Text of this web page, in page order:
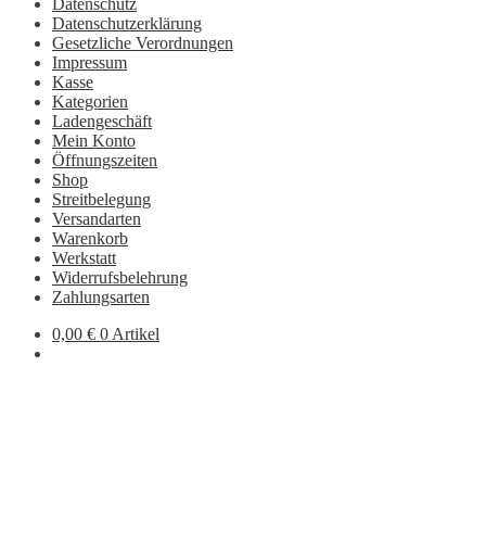
Datenschutz
Datenschutzerklärung
Gesetzliche Verordnungen
Impressum
Kasse
Kategorien
Ladengeschäft
Mein Konto
Öffnungszeiten
Shop
Streitbelegung
Versandarten
Warenkorb
Werkstatt
Widerrufsbelehrung
Zahlungsarten
0,00 € 0 Artikel